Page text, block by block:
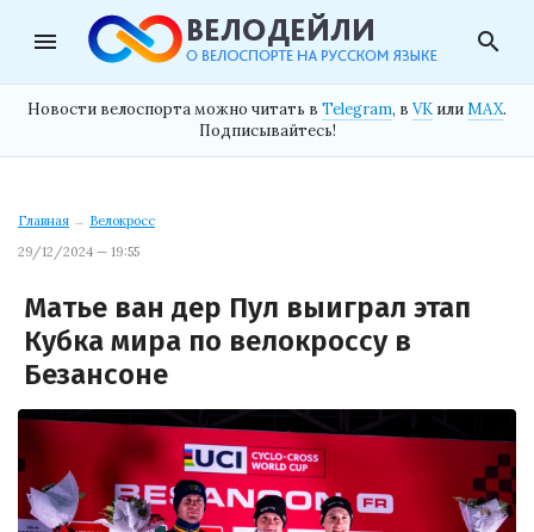
menu search
Новости велоспорта можно читать в Telegram, в VK илиMAX.
Подписывайтесь!
Главная → Велокросс
29/12/2024 — 19:55
Матье ван дер Пул выиграл этап
Кубка мира по велокроссу в
Безансоне